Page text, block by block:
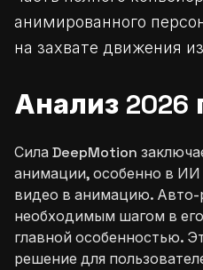
анимированного
на захвате движения
Анализ 2026
Сила DeepMotion
анимации, особенно в ИИ
видео в анимацию. Авто-
необходимым шагом в
главной особенностью.
решение для